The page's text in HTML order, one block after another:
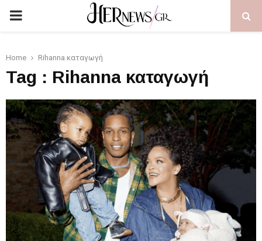
PRIMARY
Home Rihanna καταγωγή
Tag : Rihanna καταγωγή